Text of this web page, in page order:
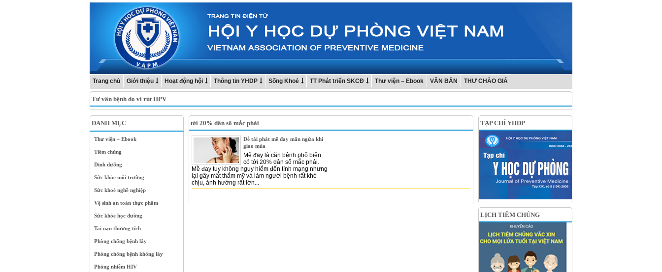
Trang chủ Giới thiệu Hoạt động hội Thông tin YHDP Sống Khoẻ TT Phát triển SKCĐ Thư viện – Ebook VĂN BẢN THƯ CHÀO GIÁ
Tư vấn bệnh do vi rút HPV
DANH MỤC
Thư viện – Ebook
Tiêm chủng
Dinh dưỡng
Sức khỏe môi trường
Sức khoẻ nghề nghiệp
Vệ sinh an toàn thực phẩm
Sức khỏe học đường
Tai nạn thương tích
Phòng chống bệnh lây
Phòng chống bệnh không lây
Phòng nhiễm HIV
tới 20% dân số mắc phải
Dễ tái phát mề đay mẩn ngứa khi
giao mùa
Mề đay là căn bệnh phổ biến
có tới 20% dân số mắc phải.
Mề đay tuy không nguy hiểm đến tính mạng nhưng
lại gây mất thẩm mỹ và làm người bệnh rất khó
chịu, ảnh hưởng rất lớn...
TẠP CHÍ YHDP
LỊCH TIÊM CHỦNG